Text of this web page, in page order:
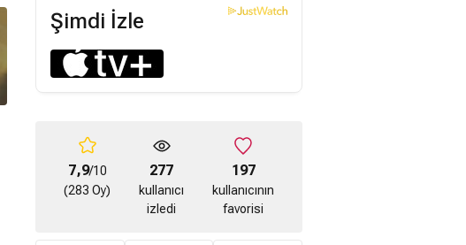
Şimdi İzle
7,9/10
(283 Oy)
277
kullanıcı
izledi
197
kullanıcının
favorisi